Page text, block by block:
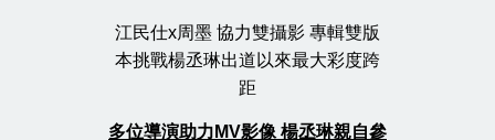
江民仕x周墨 協力雙攝影 專輯雙版
本挑戰楊丞琳出道以來最大彩度跨
距
多位導演助力MV影像 楊丞琳親自參